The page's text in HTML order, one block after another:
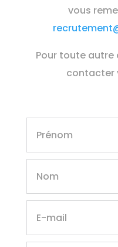
vous
Pour toute autre
contacter